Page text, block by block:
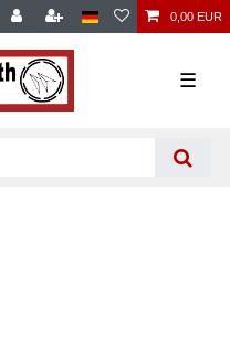
0,00 EUR
☰